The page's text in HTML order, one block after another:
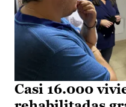
Casi 16.000